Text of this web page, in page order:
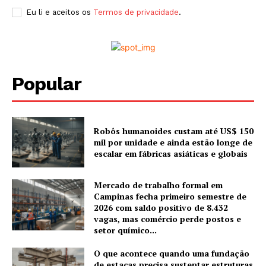
Eu li e aceitos os Termos de privacidade.
Popular
Robôs humanoides custam até US$ 150
mil por unidade e ainda estão longe de
escalar em fábricas asiáticas e globais
Mercado de trabalho formal em
Campinas fecha primeiro semestre de
2026 com saldo positivo de 8.432
vagas, mas comércio perde postos e
setor químico...
O que acontece quando uma fundação